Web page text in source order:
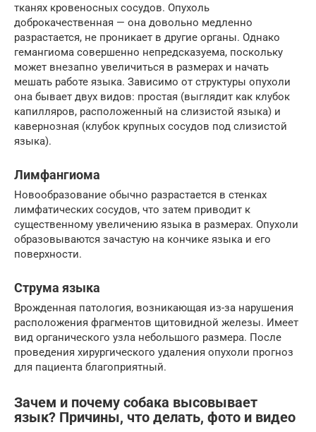
тканях кровеносных сосудов. Опухоль
доброкачественная — она довольно медленно
разрастается, не проникает в другие органы. Однако
гемангиома совершенно непредсказуема, поскольку
может внезапно увеличиться в размерах и начать
мешать работе языка. Зависимо от структуры опухоли
она бывает двух видов: простая (выглядит как клубок
капилляров, расположенный на слизистой языка) и
кавернозная (клубок крупных сосудов под слизистой
языка).
Лимфангиома
Новообразование обычно разрастается в стенках
лимфатических сосудов, что затем приводит к
существенному увеличению языка в размерах. Опухоли
образовываются зачастую на кончике языка и его
поверхности.
Струма языка
Врожденная патология, возникающая из-за нарушения
расположения фрагментов щитовидной железы. Имеет
вид органического узла небольшого размера. После
проведения хирургического удаления опухоли прогноз
для пациента благоприятный.
Зачем и почему собака высовывает
язык? Причины, что делать, фото и видео